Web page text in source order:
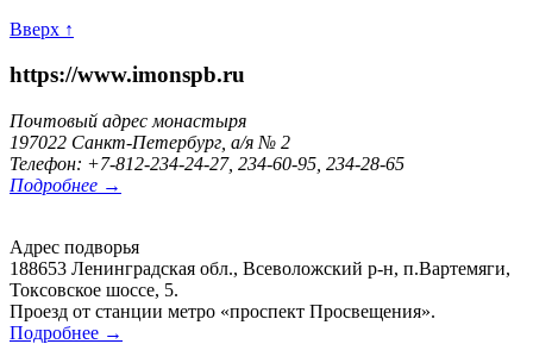
Вверх ↑
https://www.imonspb.ru
Почтовый адрес монастыря
197022 Санкт-Петербург, а/я № 2
Телефон: +7-812-234-24-27, 234-60-95, 234-28-65
Подробнее →
Адрес подворья
188653 Ленинградская обл., Всеволожский р-н, п.Вартемяги,
Токсовское шоссе, 5.
Проезд от станции метро «проспект Просвещения».
Подробнее →